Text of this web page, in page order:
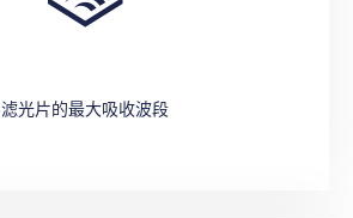
滤光片的最大吸收波段